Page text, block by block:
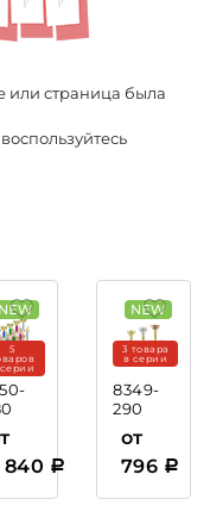
или страница была
5
840
8349-
290
Ресура
3 товара
в серии
от
796